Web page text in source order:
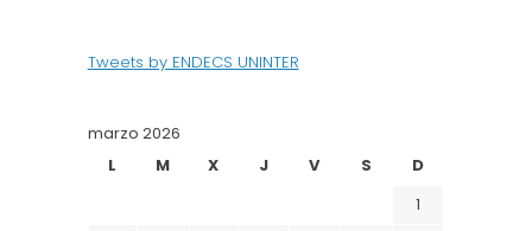
Tweets by ENDECS UNINTER
marzo 2026
L
M X J V S
D
1